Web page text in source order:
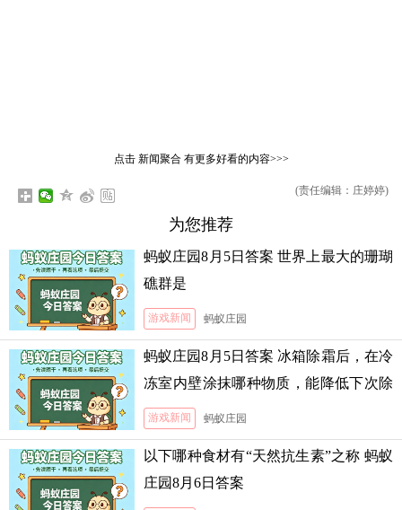
点击 新闻聚合有更多好看的内容>>>
(责任编辑：庄婷婷)
为您推荐
蚂蚁庄园8月5日答案 世界上最大的珊瑚
礁群是
游戏新闻 蚂蚁庄园
蚂蚁庄园8月5日答案 冰箱除霜后，在冷
冻室内壁涂抹哪种物质，能降低下次除
霜的难度
游戏新闻 蚂蚁庄园
以下哪种食材有“天然抗生素”之称 蚂蚁
庄园8月6日答案